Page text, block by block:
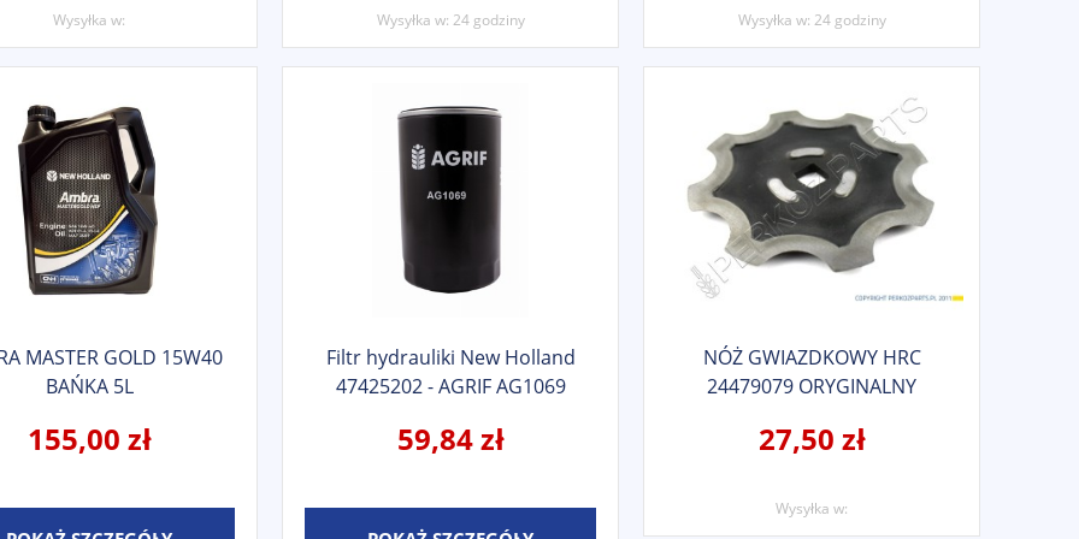
Wysyłka w: Wysyłka w: 24 godziny Wysyłka w: 24 godziny
MASTER GOLD 15W40
BAŃKA 5L
155,00 zł
Filtr hydrauliki New Holland
47425202 - AGRIF AG1069
59,84 zł
NÓŻ GWIAZDKOWY HRC
24479079 ORYGINALNY
27,50 zł
Wysyłka w: